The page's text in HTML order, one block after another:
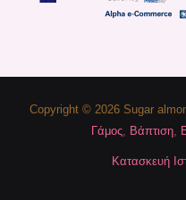
Copyright © 2026 Sugar
Γάμος, Βάπτιση,
Κατασκευή